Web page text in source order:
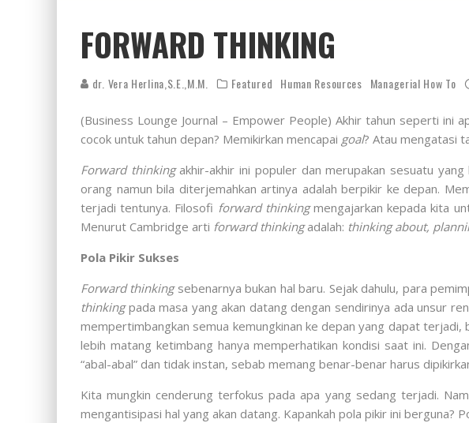
FORWARD THINKING
dr. Vera Herlina,S.E.,M.M. Featured Human Resources Managerial How To
(Business Lounge Journal – Empower People) Akhir tahun seperti ini
cocok untuk tahun depan? Memikirkan mencapai goal? Atau mengatasi
Forward thinkingakhir-akhir ini populer dan merupakan sesuatu yang
orang namun bila diterjemahkan artinya adalah berpikir ke depan.
terjadi tentunya. Filosofi forward thinkingmengajarkan kepada kita
Menurut Cambridge arti forward thinkingadalah: thinking about,
Pola Pikir Sukses
Forward thinkingsebenarnya bukan hal baru. Sejak dahulu, para
thinkingpada masa yang akan datang dengan sendirinya ada unsur
mempertimbangkan semua kemungkinan ke depan yang dapat
lebih matang ketimbang hanya memperhatikan kondisi saat ini.
“abal-abal” dan tidak instan, sebab memang benar-benar harus
Kita mungkin cenderung terfokus pada apa yang sedang terjadi.
mengantisipasi hal yang akan datang. Kapankah pola pikir ini berguna?